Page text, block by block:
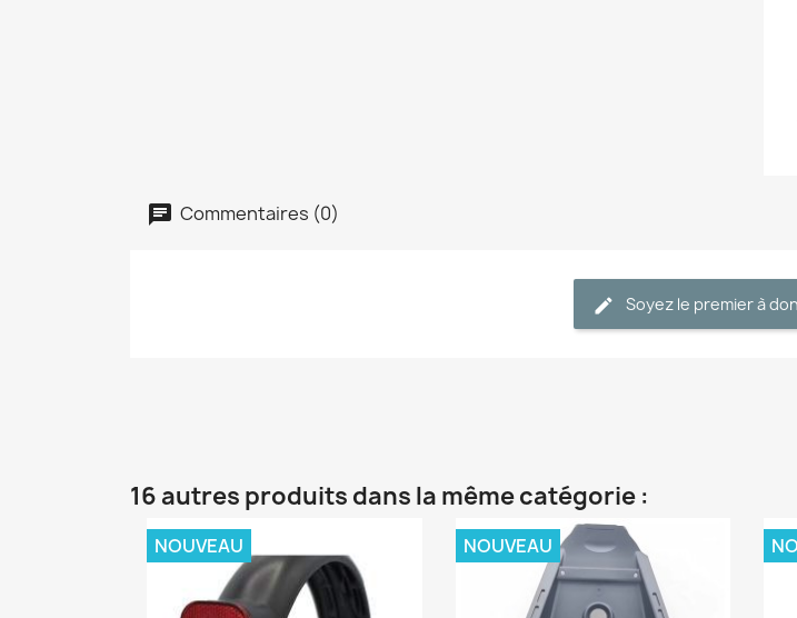
Commentaires (0)
Soyez le premier à
16 autres produits dans la même catégorie :
NOUVEAU NOUVEAU